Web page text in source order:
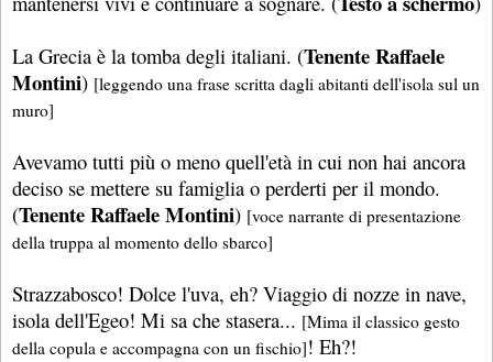
La Grecia è la tomba degli italiani. (Tenente Raffaele
Montini) [leggendo una frase scritta dagli abitanti dell'isola sul un
muro]
Avevamo tutti più o meno quell'età in cui non hai ancora
deciso se mettere su famiglia o perderti per il mondo.
(Tenente Raffaele Montini) [voce narrante di presentazione
della truppa al momento dello sbarco]
Strazzabosco! Dolce l'uva, eh? Viaggio di nozze in nave,
isola dell'Egeo! Mi sa che stasera... [Mima il classico gesto
della copula e accompagna con un fischio]! Eh?!